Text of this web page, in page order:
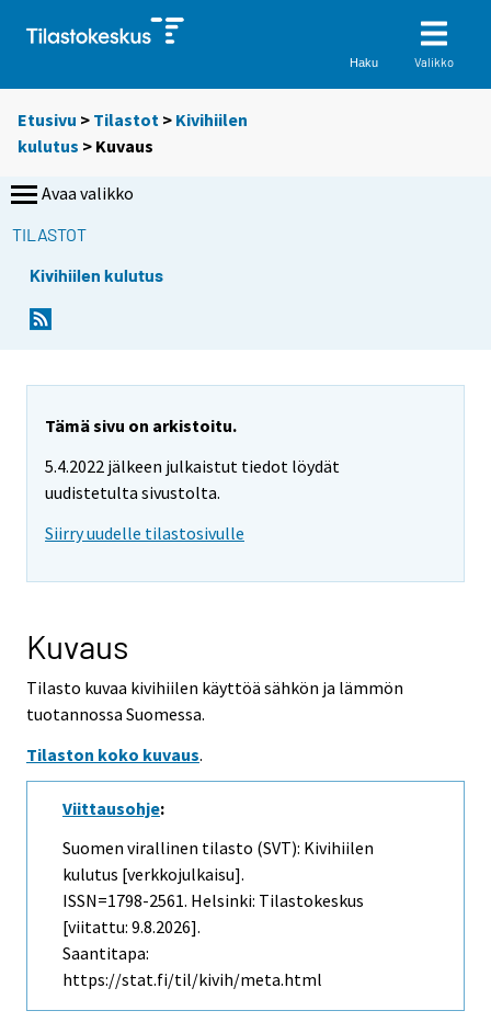
Haku Valikko
Etusivu > Tilastot > Kivihiilen
kulutus > Kuvaus
Avaa valikko
TILASTOT
Kivihiilen kulutus
Tämä sivu on arkistoitu.
5.4.2022 jälkeen julkaistut tiedot löydät
uudistetulta sivustolta.
Siirry uudelle tilastosivulle
Kuvaus
Tilasto kuvaa kivihiilen käyttöä sähkön ja lämmön
tuotannossa Suomessa.
Tilaston koko kuvaus.
Viittausohje:
Suomen virallinen tilasto (SVT): Kivihiilen
kulutus [verkkojulkaisu].
ISSN=1798-2561. Helsinki: Tilastokeskus
[viitattu: 9.8.2026].
Saantitapa:
https://stat.fi/til/kivih/meta.html